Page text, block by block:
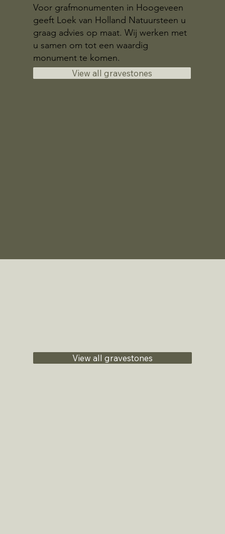
Voor grafmonumenten in Hoogeveen
geeft Loek van Holland Natuursteen u
graag advies op maat. Wij werken met
u samen om tot een waardig
monument te komen.
View all gravestones
View all gravestones